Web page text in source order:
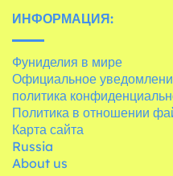
ИНФОРМАЦИЯ:
Фуниделия в мире
Официальное
политика
Политика в отношении
Карта сайта
Russia
About us